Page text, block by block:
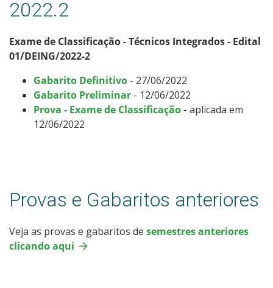
2022.2
Exame de Classificação - Técnicos Integrados - Edital
01/DEING/2022-2
Gabarito Definitivo - 27/06/2022
Gabarito Preliminar - 12/06/2022
Prova - Exame de Classificação - aplicada em
12/06/2022
Provas e Gabaritos anteriores
Veja as provas e gabaritos de semestres anteriores
clicando aqui